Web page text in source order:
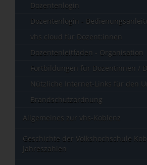
Dozentenlogin
Dozentenlogin -
vhs cloud für Dozent:innen
Dozentenleitfaden - Organisation
Fortbildungen für Dozentinnen /
Nützliche Internet-Links für den
Brandschutzordnung
Allgemeines zur vhs-Koblenz
Geschichte der Volkshochschule
Jahreszahlen